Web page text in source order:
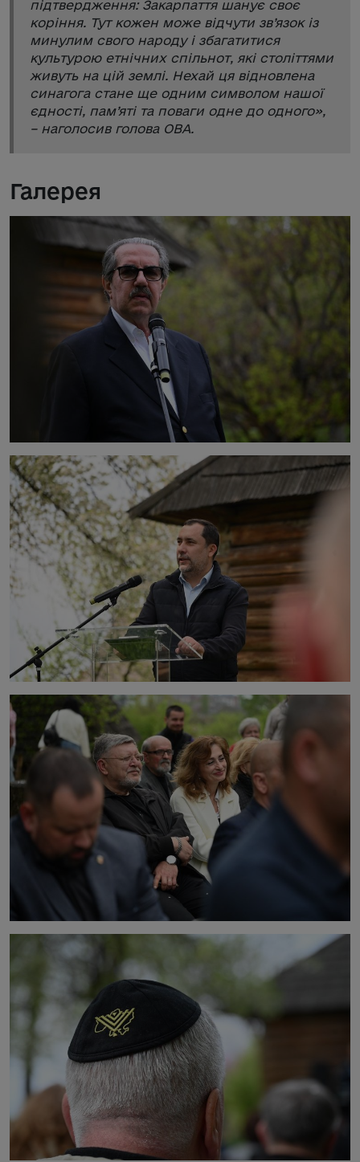
підтвердження: Закарпаття шанує своє
коріння. Тут кожен може відчути зв’язок із
минулим свого народу і збагатитися
культурою етнічних спільнот, які століттями
живуть на цій землі. Нехай ця відновлена
синагога стане ще одним символом нашої
єдності, пам’яті та поваги одне до одного»,
– наголосив голова ОВА.
Галерея